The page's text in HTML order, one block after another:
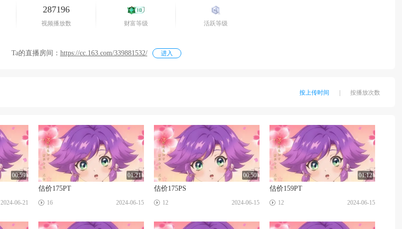
287196
视频播放数 财富等级 活跃等级
Ta的直播房间： https://cc.163.com/339881532/ 进入
按上传时间 按播放次数
00:59
2024-06-21
☑
01:21
估价175PT
16 2024-06-15
☑
00:50
估价175PS
12 2024-06-15
☑
01:12
估价159PT
12 2024-06-15